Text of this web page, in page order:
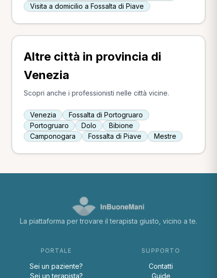
Visita a domicilio a Fossalta di Piave
Altre città in provincia di
Venezia
Scopri anche i professionisti nelle città vicine.
Venezia
Fossalta di Portogruaro
Portogruaro
Dolo
Bibione
Camponogara
Fossalta di Piave Mestre
La piattaforma per trovare il terapista giusto, vicino a te.
PORTALE
Sei un paziente?
Sei un terapista?
SUPPORTO
Contatti
Guide